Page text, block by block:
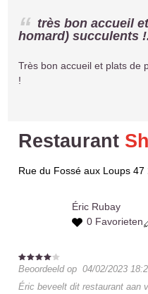
très bon accueil
homard) succulents
Très bon accueil et plats de
!
Restaurant
Rue du Fossé aux Loups 47
Éric Rubay
0 Favorieten
Beoordeeld op04/02/2023
Éric beveelt dit restaurant aan